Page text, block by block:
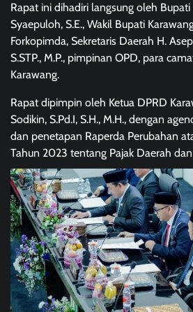
Rapat ini dihadiri langsung oleh
Syaepuloh, S.E., Wakil Bupati
Forkopimda, Sekretaris Daerah H.
S.STP., M.P., pimpinan OPD, para
Karawang.
Rapat dipimpin oleh Ketua DPRD
Sodikin, S.Pd.I, S.H., M.H., dengan
dan penetapan Raperda Perubahan
Tahun 2023 tentang Pajak Daerah